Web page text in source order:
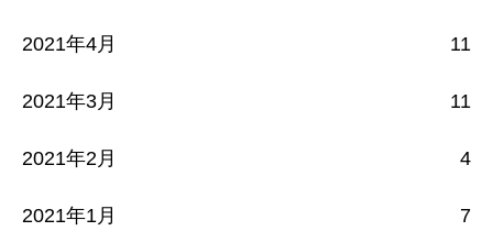
2021年4月 11
2021年3月 11
2021年2月 4
2021年1月 7